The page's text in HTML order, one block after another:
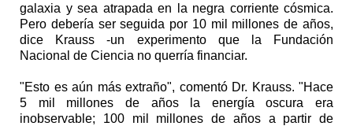
galaxia y sea atrapada en la negra corriente cósmica.
Pero debería ser seguida por 10 mil millones de años,
dice Krauss -un experimento que la Fundación
Nacional de Ciencia no querría financiar.
"Esto es aún más extraño", comentó Dr. Krauss. "Hace
5 mil millones de años la energía oscura era
inobservable; 100 mil millones de años a partir de